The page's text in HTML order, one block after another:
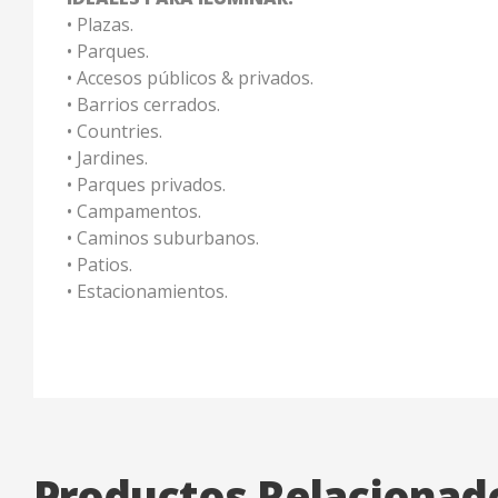
• Plazas.
• Parques.
• Accesos públicos & privados.
• Barrios cerrados.
• Countries.
• Jardines.
• Parques privados.
• Campamentos.
• Caminos suburbanos.
• Patios.
• Estacionamientos.